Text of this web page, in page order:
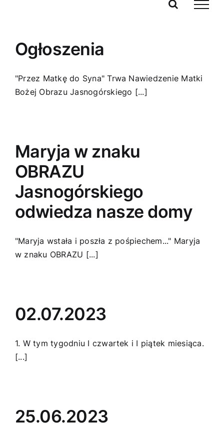
Ogłoszenia
"Przez Matkę do Syna" Trwa Nawiedzenie Matki
Bożej Obrazu Jasnogórskiego [...]
Maryja w znaku
OBRAZU
Jasnogórskiego
odwiedza nasze domy
"Maryja wstała i poszła z pośpiechem..." Maryja
w znaku OBRAZU [...]
02.07.2023
1. W tym tygodniu I czwartek i I piątek miesiąca.
[...]
25.06.2023